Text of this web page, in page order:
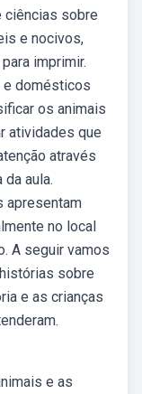
ciências sobre
e nocivos,
imprimir.
e domésticos
os animais
atividades que
através
aula.
apresentam
no local
A seguir vamos
sobre
e as crianças
e as